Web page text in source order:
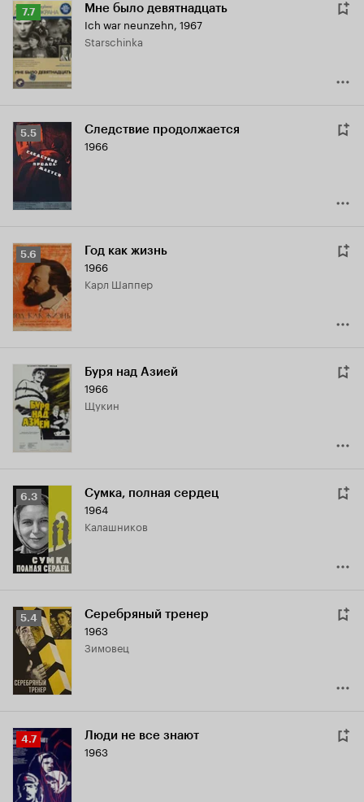
Рейтинг
Кинопоиска
7.7
7.7 Мне было девятнадцать
Ich war neunzehn, 1967
Starschinka
Рейтинг
Кинопоиска
5.5
5.5 Следствие продолжается
1966
Рейтинг
Кинопоиска
5.6
5.6 Год как жизнь
1966
Карл Шаппер
Буря над Азией
1966
Щукин
Рейтинг
Кинопоиска
6.3
6.3 Сумка, полная сердец
1964
Калашников
Рейтинг
Кинопоиска
5.4
5.4 Серебряный тренер
1963
Зимовец
Рейтинг
Кинопоиска
4.7
4.7 Люди не все знают
1963